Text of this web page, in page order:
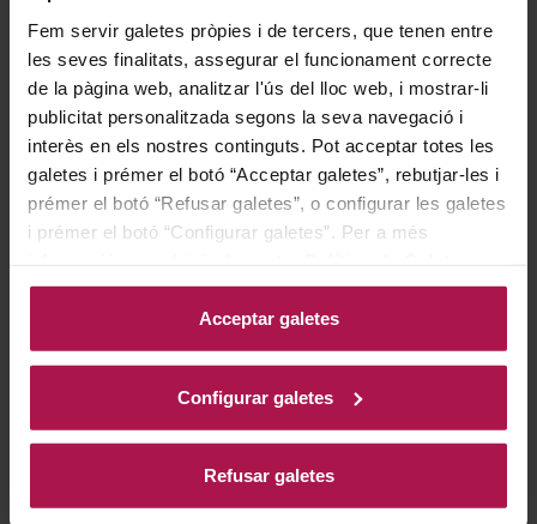
Fem servir galetes pròpies i de tercers, que tenen entre
les seves finalitats, assegurar el funcionament correcte
de la pàgina web, analitzar l'ús del lloc web, i mostrar-li
publicitat personalitzada segons la seva navegació i
interès en els nostres continguts. Pot acceptar totes les
galetes i prémer el botó “Acceptar galetes”, rebutjar-les i
prémer el botó “Refusar galetes”, o configurar les galetes
i prémer el botó “Configurar galetes”. Per a més
Acceptar galetes
Configurar galetes
Refusar galetes
l’aperitiu, aquest vi realça cada experiència
gastronòmica amb el seu caràcter equilibrat i el seu
perfil aromàtic.
Historia bodega
la gastronomia des de molt jove, iniciant el seu
aprofundint la seva experiència en un viatge gourmet
per Itàlia al costat del xef Karl Ederer. Després de
formar-se en Economia i Màrqueting a Londres, Munic i
Madrid, es va endinsar en el món vitivinícola a
l’emblemàtica bodega Mas Martinet del Priorat, on va